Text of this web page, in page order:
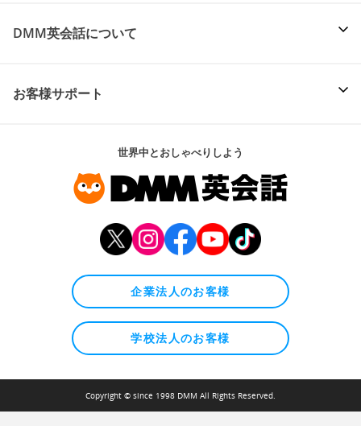
DMM英会話について
お客様サポート
世界中とおしゃべりしよう
企業法人のお客様
学校法人のお客様
Copyright © since 1998 DMM All Rights Reserved.